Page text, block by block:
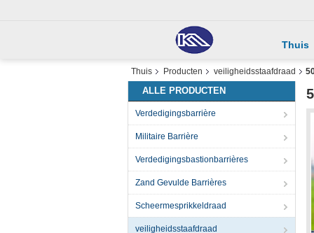
Thuis
Thuis Producten veiligheidsstaafdraad
ALLE PRODUCTEN
Verdedigingsbarrière
Militaire Barrière
Verdedigingsbastionbarrières
Zand Gevulde Barrières
Scheermesprikkeldraad
veiligheidsstaafdraad